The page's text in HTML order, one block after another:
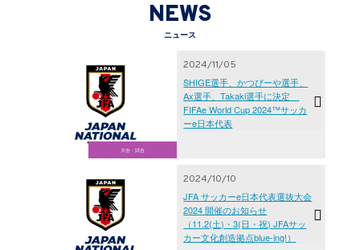
NEWS
ニュース
大会・試合
2024/11/05
SHIGE選手、かつぴーや選手、
Ax選手、Takaki選手に決定
FIFAe World Cup 2024™サッカ
ーe日本代表
2024/10/10
JFA サッカーe日本代表選抜大会
2024 開催のお知らせ
（11.2(土)・3(日・祝) JFAサッ
カー文化創造拠点blue-ing!）